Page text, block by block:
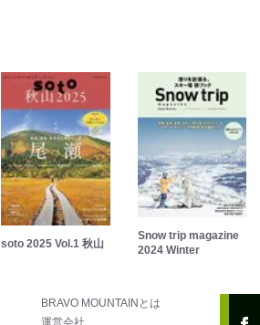
soto 2025 Vol.1 秋山
Snow trip magazine
2024 Winter
BRAVO MOUNTAINとは
運営会社